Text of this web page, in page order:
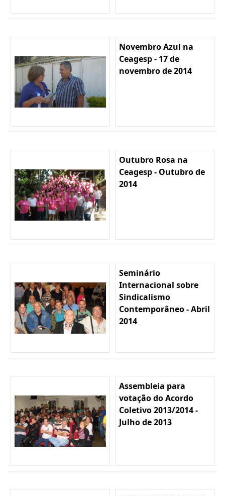
Novembro Azul na
Ceagesp - 17 de
novembro de 2014
Outubro Rosa na
Ceagesp - Outubro de
2014
Seminário
Internacional sobre
Sindicalismo
Contemporâneo - Abril
2014
Assembleia para
votação do Acordo
Coletivo 2013/2014 -
Julho de 2013